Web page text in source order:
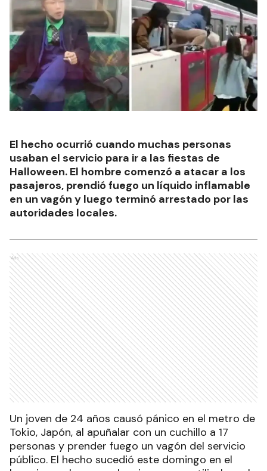
El hecho ocurrió cuando muchas personas
usaban el servicio para ir a las fiestas de
Halloween. El hombre comenzó a atacar a los
pasajeros, prendió fuego un líquido inflamable
en un vagón y luego terminó arrestado por las
autoridades locales.
Ads
Un joven de 24 años causó pánico en el metro de
Tokio, Japón, al apuñalar con un cuchillo a 17
personas y prender fuego un vagón del servicio
público. El hecho sucedió este domingo en el